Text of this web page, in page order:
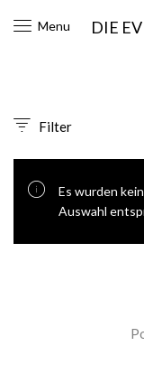
Menu DIE
Filter
Es wurden
Auswahl